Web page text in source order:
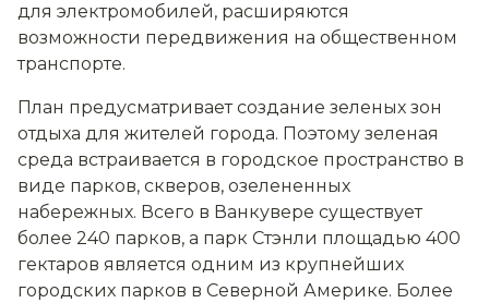
для электромобилей, расширяются
возможности передвижения на общественном
транспорте.
План предусматривает создание зеленых зон
отдыха для жителей города. Поэтому зеленая
среда встраивается в городское пространство в
виде парков, скверов, озелененных
набережных. Всего в Ванкувере существует
более 240 парков, а парк Стэнли площадью 400
гектаров является одним из крупнейших
городских парков в Северной Америке. Более